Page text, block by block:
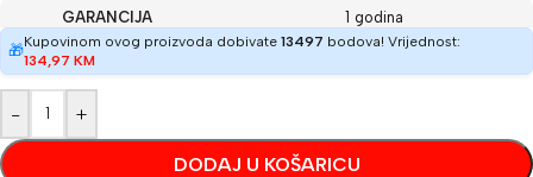
GARANCIJA
1 godina
🎁Kupovinom ovog proizvoda dobivate 13497 bodova! Vrijednost:
134,97 KM
- +
DODAJ U KOŠARICU